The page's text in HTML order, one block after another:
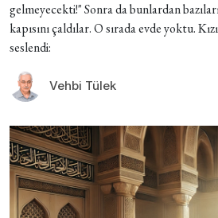
gelmeyecekti!" Sonra da bunlardan
kapısını çaldılar. O sırada evde yoktu.
seslendi:
Vehbi Tülek